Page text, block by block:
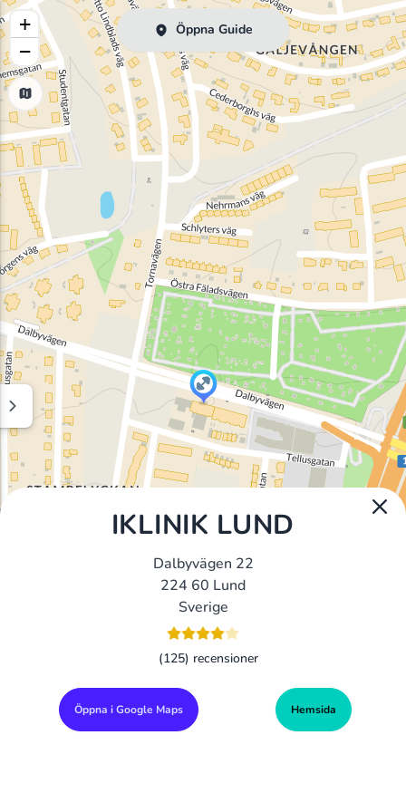
Öppna Guide
+
−
IKLINIK LUND
Dalbyvägen 22
224 60 Lund
Sverige
(125) recensioner
Öppna i Google Maps Hemsida